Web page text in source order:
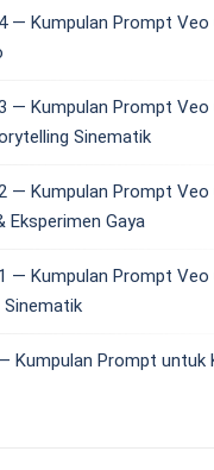
— Kumpulan Prompt Veo
— Kumpulan Prompt Veo
Sinematik
— Kumpulan Prompt Veo
Eksperimen Gaya
— Kumpulan Prompt Veo
Kumpulan Prompt untuk